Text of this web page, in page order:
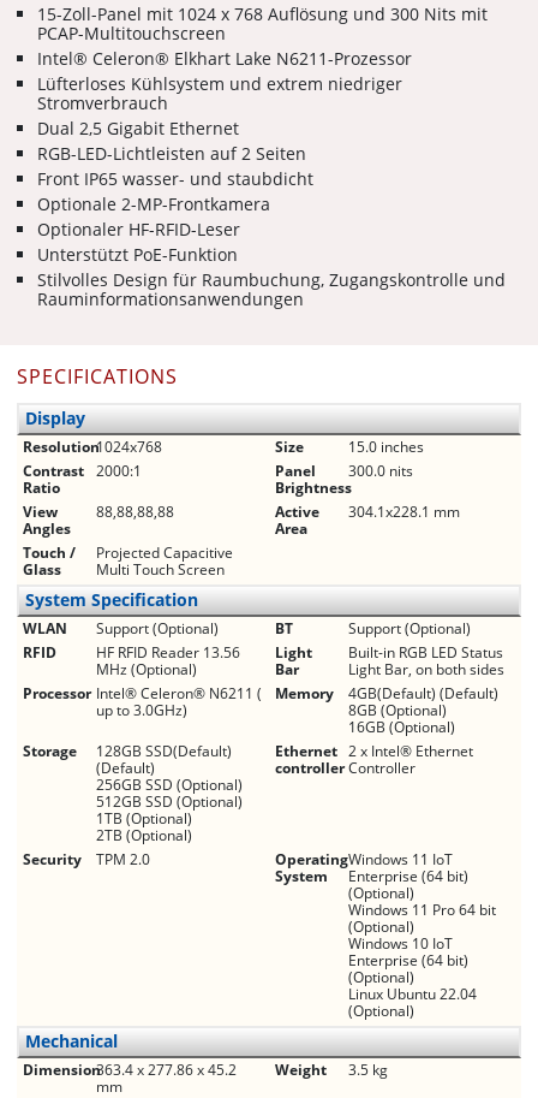
15-Zoll-Panel mit 1024 x 768 Auflösung und 300 Nits mit
PCAP-Multitouchscreen
Intel® Celeron® Elkhart Lake N6211-Prozessor
Lüfterloses Kühlsystem und extrem niedriger
Stromverbrauch
Dual 2,5 Gigabit Ethernet
RGB-LED-Lichtleisten auf 2 Seiten
Front IP65 wasser- und staubdicht
Optionale 2-MP-Frontkamera
Optionaler HF-RFID-Leser
Unterstützt PoE-Funktion
Stilvolles Design für Raumbuchung, Zugangskontrolle und
Rauminformationsanwendungen
SPECIFICATIONS
Display
Resolution1024x768 Size
15.0 inches
Contrast
Ratio
2000:1
Panel
Brightness
300.0 nits
View
Angles
88,88,88,88
Active
Area
304.1x228.1 mm
Touch /
Glass
Projected Capacitive
Multi Touch Screen
System Specification
WLAN Support (Optional) BT
Support (Optional)
RFID
HF RFID Reader 13.56
MHz (Optional)
Light
Bar
Built-in RGB LED Status
Light Bar, on both sides
Processor Intel® Celeron® N6211 (
up to 3.0GHz)
Memory
4GB(Default) (Default)
8GB (Optional)
16GB (Optional)
Storage
128GB SSD(Default)
(Default)
256GB SSD (Optional)
512GB SSD (Optional)
1TB (Optional)
2TB (Optional)
Ethernet
controller
2 x Intel® Ethernet
Controller
Security TPM 2.0
Operating
System
Windows 11 IoT
Enterprise (64 bit)
(Optional)
Windows 11 Pro 64 bit
(Optional)
Windows 10 IoT
Enterprise (64 bit)
(Optional)
Linux Ubuntu 22.04
(Optional)
Mechanical
Dimension363.4 x 277.86 x 45.2
mm
Weight
3.5 kg